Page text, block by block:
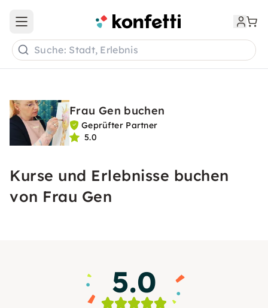
Open main menu
Suche: Stadt, Erlebnis
Frau Gen buchen
Geprüfter Partner
5.0
Kurse und Erlebnisse buchen
von Frau Gen
5.0